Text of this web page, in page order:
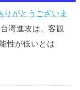
りがとうございま
湾進攻は、客観
性が低いとは